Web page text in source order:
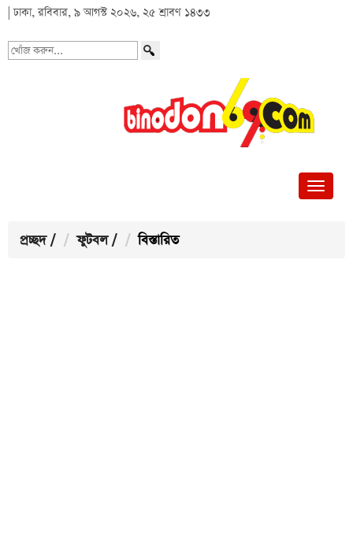
| ঢাকা, রবিবার, ৯ আগস্ট ২০২৬, ২৫ শ্রাবণ ১৪৩৩
খোঁজ
প্রচ্ছদ / ফুটবল / বিস্তারিত